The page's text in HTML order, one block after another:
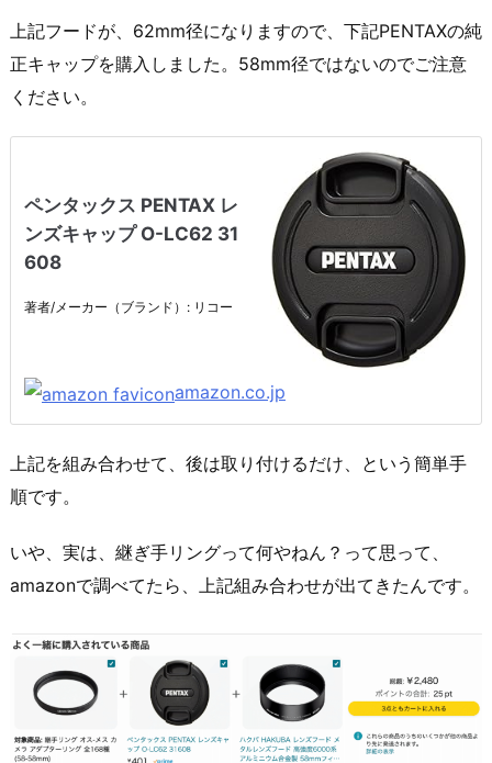
上記フードが、62mm径になりますので、下記PENTAXの純
正キャップを購入しました。58mm径ではないのでご注意
ください。
ペンタックス PENTAX レ
ンズキャップ O-LC62 31
608
著者/メーカー（ブランド）: リコー
amazon.co.jp
上記を組み合わせて、後は取り付けるだけ、という簡単手
順です。
いや、実は、継ぎ手リングって何やねん？って思って、
amazonで調べてたら、上記組み合わせが出てきたんです。